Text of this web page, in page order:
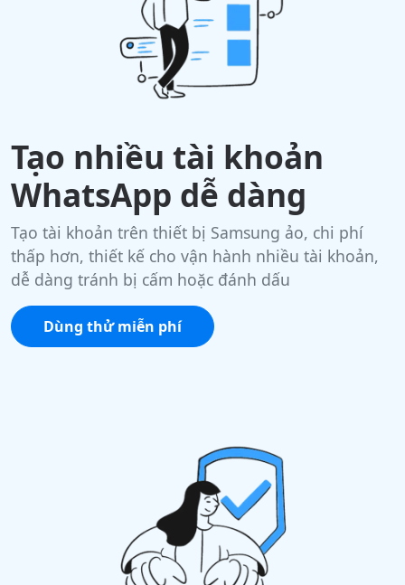
Tạo nhiều tài khoản
WhatsApp dễ dàng
Tạo tài khoản trên thiết bị Samsung ảo, chi phí
thấp hơn, thiết kế cho vận hành nhiều tài khoản,
dễ dàng tránh bị cấm hoặc đánh dấu
Dùng thử miễn phí